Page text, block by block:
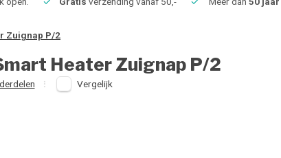
Zuignap P/2
Heater Zuignap P/2
Vergelijk